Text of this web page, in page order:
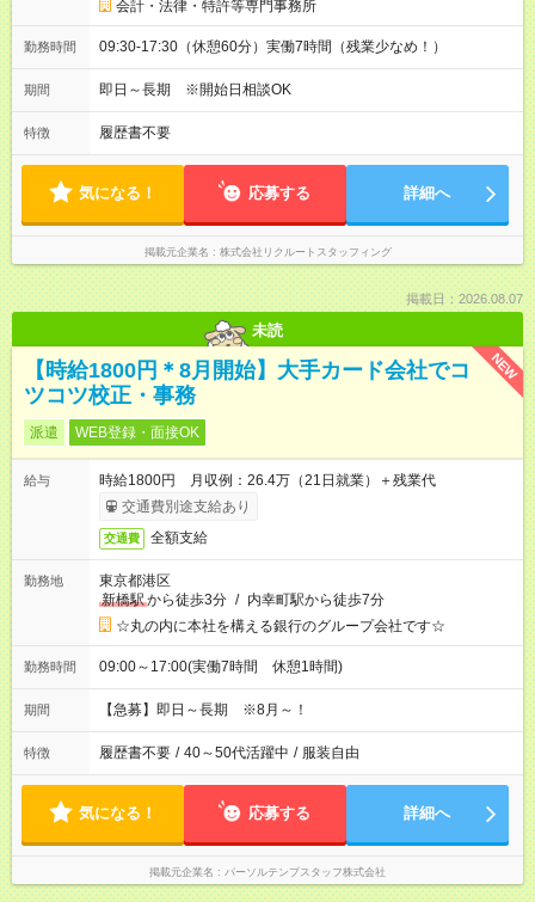
会計・法律・特許等専門事務所
勤務時間 09:30-17:30（休憩60分）実働7時間（残業少なめ！）
期間 即日～長期 ※開始日相談OK
特徴 履歴書不要
気になる！ 応募する 詳細へ
掲載元企業名 株式会社リクルートスタッフィング
掲載日：2026.08.07
未読
NEW
【時給1800円＊8月開始】大手カード会社でコ
ツコツ校正・事務
派遣 WEB登録・面接OK
給与
時給1800円 月収例：26.4万（21日就業）＋残業代
交通費別途支給あり
交通費 全額支給
勤務地
東京都港区
新橋駅から徒歩3分 / 内幸町駅から徒歩7分
☆丸の内に本社を構える銀行のグループ会社です☆
勤務時間 09:00～17:00(実働7時間 休憩1時間)
期間 【急募】即日～長期 ※8月～！
特徴 履歴書不要 / 40～50代活躍中 / 服装自由
気になる！ 応募する 詳細へ
掲載元企業名 パーソルテンプスタッフ株式会社